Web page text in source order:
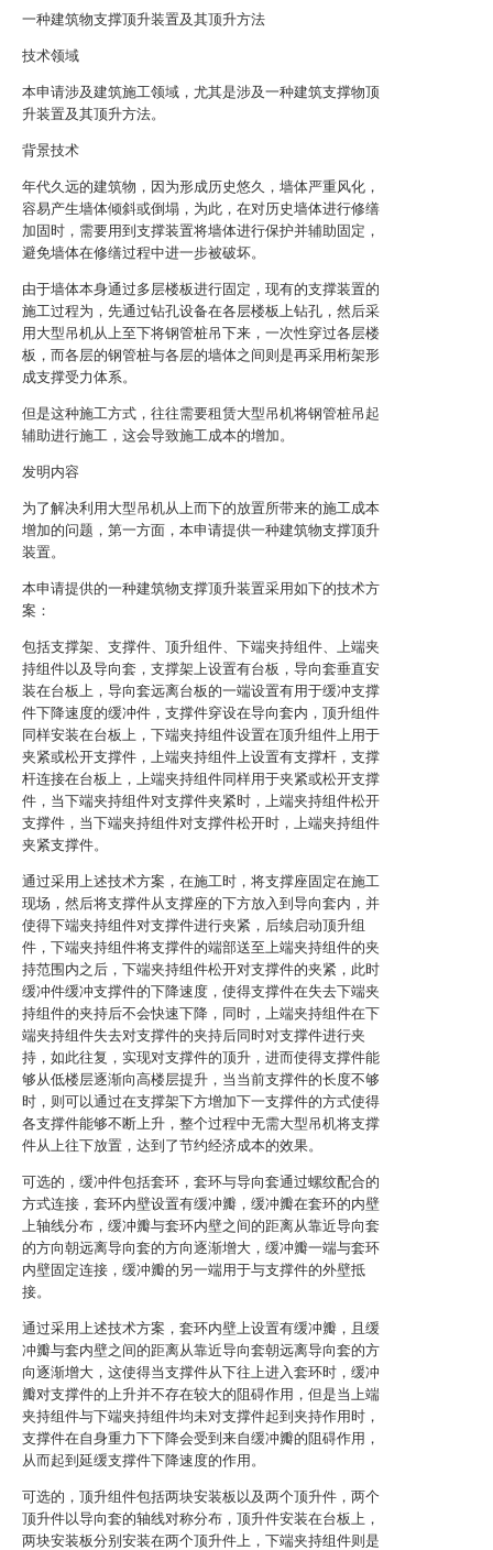
一种建筑物支撑顶升装置及其顶升方法
技术领域
本申请涉及建筑施工领域，尤其是涉及一种建筑支撑物顶
升装置及其顶升方法。
背景技术
年代久远的建筑物，因为形成历史悠久，墙体严重风化，
容易产生墙体倾斜或倒塌，为此，在对历史墙体进行修缮
加固时，需要用到支撑装置将墙体进行保护并辅助固定，
避免墙体在修缮过程中进一步被破坏。
由于墙体本身通过多层楼板进行固定，现有的支撑装置的
施工过程为，先通过钻孔设备在各层楼板上钻孔，然后采
用大型吊机从上至下将钢管桩吊下来，一次性穿过各层楼
板，而各层的钢管桩与各层的墙体之间则是再采用桁架形
成支撑受力体系。
但是这种施工方式，往往需要租赁大型吊机将钢管桩吊起
辅助进行施工，这会导致施工成本的增加。
发明内容
为了解决利用大型吊机从上而下的放置所带来的施工成本
增加的问题，第一方面，本申请提供一种建筑物支撑顶升
装置。
本申请提供的一种建筑物支撑顶升装置采用如下的技术方
案：
包括支撑架、支撑件、顶升组件、下端夹持组件、上端夹
持组件以及导向套，支撑架上设置有台板，导向套垂直安
装在台板上，导向套远离台板的一端设置有用于缓冲支撑
件下降速度的缓冲件，支撑件穿设在导向套内，顶升组件
同样安装在台板上，下端夹持组件设置在顶升组件上用于
夹紧或松开支撑件，上端夹持组件上设置有支撑杆，支撑
杆连接在台板上，上端夹持组件同样用于夹紧或松开支撑
件，当下端夹持组件对支撑件夹紧时，上端夹持组件松开
支撑件，当下端夹持组件对支撑件松开时，上端夹持组件
夹紧支撑件。
通过采用上述技术方案，在施工时，将支撑座固定在施工
现场，然后将支撑件从支撑座的下方放入到导向套内，并
使得下端夹持组件对支撑件进行夹紧，后续启动顶升组
件，下端夹持组件将支撑件的端部送至上端夹持组件的夹
持范围内之后，下端夹持组件松开对支撑件的夹紧，此时
缓冲件缓冲支撑件的下降速度，使得支撑件在失去下端夹
持组件的夹持后不会快速下降，同时，上端夹持组件在下
端夹持组件失去对支撑件的夹持后同时对支撑件进行夹
持，如此往复，实现对支撑件的顶升，进而使得支撑件能
够从低楼层逐渐向高楼层提升，当当前支撑件的长度不够
时，则可以通过在支撑架下方增加下一支撑件的方式使得
各支撑件能够不断上升，整个过程中无需大型吊机将支撑
件从上往下放置，达到了节约经济成本的效果。
可选的，缓冲件包括套环，套环与导向套通过螺纹配合的
方式连接，套环内壁设置有缓冲瓣，缓冲瓣在套环的内壁
上轴线分布，缓冲瓣与套环内壁之间的距离从靠近导向套
的方向朝远离导向套的方向逐渐增大，缓冲瓣一端与套环
内壁固定连接，缓冲瓣的另一端用于与支撑件的外壁抵
接。
通过采用上述技术方案，套环内壁上设置有缓冲瓣，且缓
冲瓣与套内壁之间的距离从靠近导向套朝远离导向套的方
向逐渐增大，这使得当支撑件从下往上进入套环时，缓冲
瓣对支撑件的上升并不存在较大的阻碍作用，但是当上端
夹持组件与下端夹持组件均未对支撑件起到夹持作用时，
支撑件在自身重力下下降会受到来自缓冲瓣的阻碍作用，
从而起到延缓支撑件下降速度的作用。
可选的，顶升组件包括两块安装板以及两个顶升件，两个
顶升件以导向套的轴线对称分布，顶升件安装在台板上，
两块安装板分别安装在两个顶升件上，下端夹持组件则是